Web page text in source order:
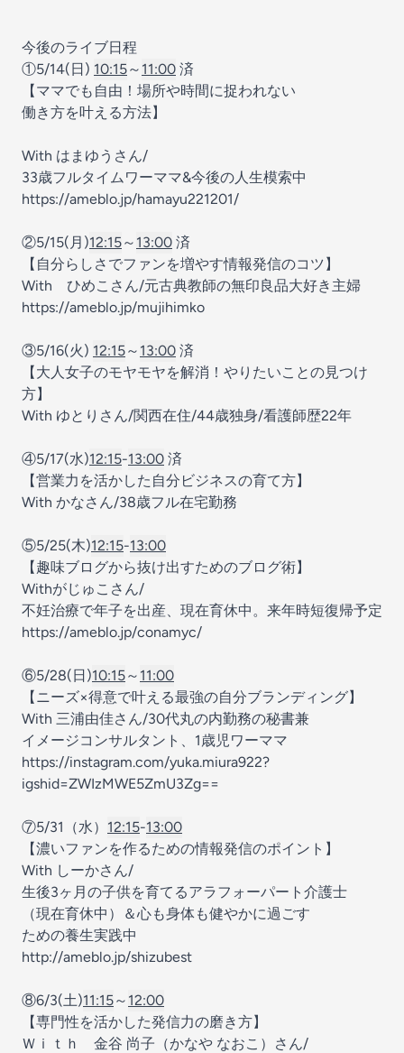
今後のライブ日程
①5/14(日) 10:15～ 11:00 済
【ママでも自由！場所や時間に捉われない
働き方を叶える方法】
With はまゆうさん/
33歳フルタイムワーママ&今後の人生模索中
https://ameblo.jp/hamayu221201/
②5/15(月)12:15～ 13:00 済
【自分らしさでファンを増やす情報発信のコツ】
With ひめこさん/元古典教師の無印良品大好き主婦
https://ameblo.jp/mujihimko
③5/16(火) 12:15～ 13:00 済
【大人女子のモヤモヤを解消！やりたいことの見つけ
方】
With ゆとりさん/関西在住/44歳独身/看護師歴22年
④5/17(水)12:15-13:00 済
【営業力を活かした自分ビジネスの育て方】
With かなさん/38歳フル在宅勤務
⑤5/25(木)12:15-13:00
【趣味ブログから抜け出すためのブログ術】
Withがじゅこさん/
不妊治療で年子を出産、現在育休中。来年時短復帰予定
https://ameblo.jp/conamyc/
⑥5/28(日)10:15～ 11:00
【ニーズ×得意で叶える最強の自分ブランディング】
With 三浦由佳さん/30代丸の内勤務の秘書兼
イメージコンサルタント、1歳児ワーママ
https://instagram.com/yuka.miura922?
igshid=ZWIzMWE5ZmU3Zg==
⑦5/31（水） 12:15-13:00
【濃いファンを作るための情報発信のポイント】
With しーかさん/
生後3ヶ月の子供を育てるアラフォーパート介護士
（現在育休中）＆心も身体も健やかに過ごす
ための養生実践中
http://ameblo.jp/shizubest
⑧6/3(土)11:15～ 12:00
【専門性を活かした発信力の磨き方】
Ｗｉｔｈ 金谷 尚子（かなや なおこ）さん/